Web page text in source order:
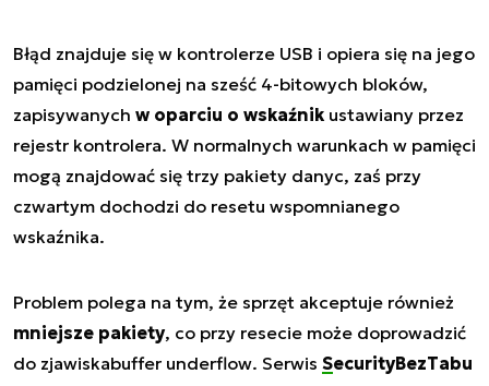
Błąd znajduje się w kontrolerze USB i opiera się na jego
pamięci podzielonej na sześć 4-bitowych bloków,
zapisywanych w oparciu o wskaźnik ustawiany przez
rejestr kontrolera. W normalnych warunkach w pamięci
mogą znajdować się trzy pakiety danyc, zaś przy
czwartym dochodzi do resetu wspomnianego
wskaźnika.
Problem polega na tym, że sprzęt akceptuje również
mniejsze pakiety, co przy resecie może doprowadzić
do zjawiskabuffer underflow. Serwis SecurityBezTabu